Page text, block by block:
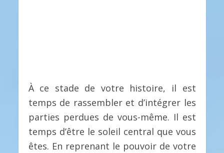
À ce stade de votre histoire, il est
temps de rassembler et d’intégrer les
parties perdues de vous-même. Il est
temps d’être le soleil central que vous
êtes. En reprenant le pouvoir de votre